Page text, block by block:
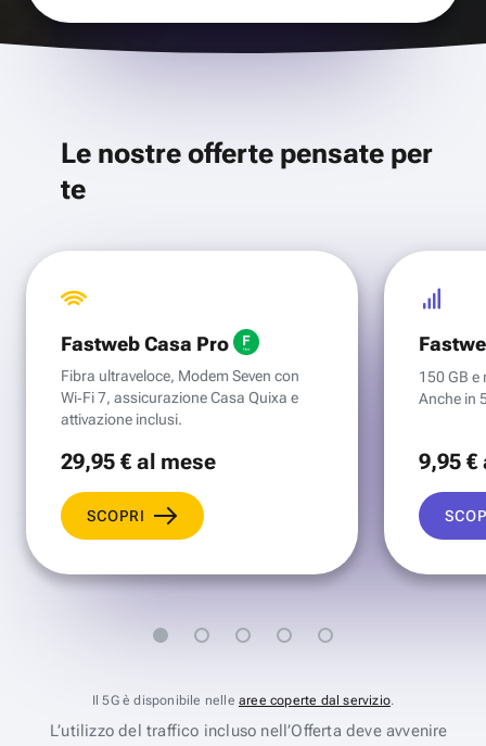
Le nostre offerte pensate per
te
Fastweb Casa Pro
Fibra ultraveloce, Modem Seven con
Wi‑Fi 7, assicurazione Casa Quixa e
attivazione inclusi.
29,95 €al mese
SCOPRI
150 GB e
Anche in
9,95 €
Il 5G è disponibile nelle aree coperte dal servizio.
L’utilizzo del traffico incluso nell’Offerta deve avvenire